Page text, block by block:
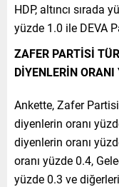
HDP, altıncı sırada
yüzde 1.0 ile DEVA
ZAFER PARTİSİ
DİYENLERİN
Ankette, Zafer
diyenlerin oranı
diyenlerin oranı
oranı yüzde 0.4,
yüzde 0.3 ve